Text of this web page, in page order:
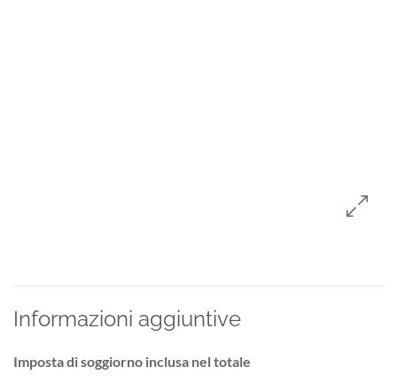
Informazioni aggiuntive
Imposta di soggiorno inclusa nel totale